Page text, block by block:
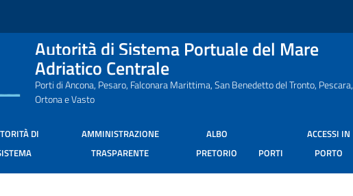
Autorità di Sistema Portuale del Mare
Adriatico Centrale
Porti di Ancona, Pesaro, Falconara Marittima, San Benedetto del Tronto, Pescara,
Ortona e Vasto
DI
AMMINISTRAZIONE
TRASPARENTE
ALBO
PRETORIO
PORTI
ACCESSI IN
PORTO